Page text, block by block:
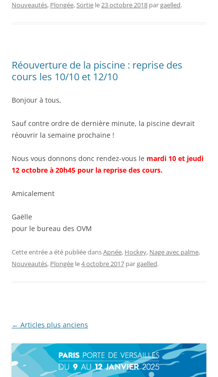
Nouveautés, Plongée,Sortie le23 octobre 2018 pargaelled.
Réouverture de la piscine : reprise des
cours les 10/10 et 12/10
Bonjour à tous,
Sauf contre ordre de dernière minute, la piscine devrait
réouvrir la semaine prochaine !
Nous vous donnons donc rendez-vous le mardi 10 et jeudi
12 octobre à 20h45 pour la reprise des cours.
Amicalement
Gaëlle
pour le bureau des OVM
Cette entrée a été publiée dansApnée, Hockey, Nage avec palme,
Nouveautés, Plongée le4 octobre 2017 pargaelled.
Navigation
articles
← Articles plus anciens